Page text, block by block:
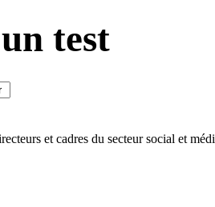
test
et cadres du secteur social et